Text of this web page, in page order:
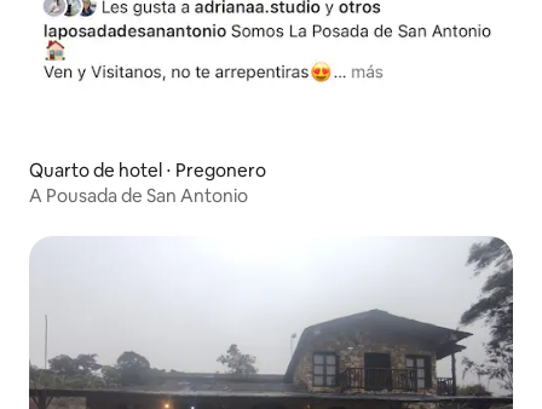
Quarto de hotel ⋅ Pregonero
A Pousada de San Antonio